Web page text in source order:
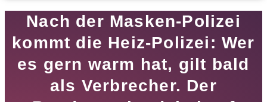
Nach der Masken-Polizei
kommt die Heiz-Polizei: Wer
es gern warm hat, gilt bald
als Verbrecher. Der